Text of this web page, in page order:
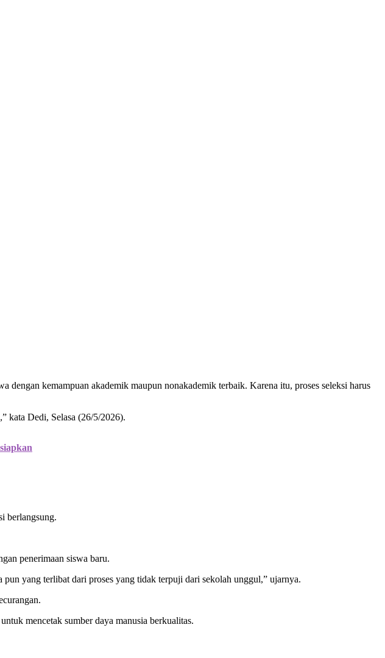
kemampuan akademik maupun nonakademik terbaik. Karena itu, proses seleksi harus
kata Dedi, Selasa (26/5/2026).
berlangsung.
penerimaan siswa baru.
yang terlibat dari proses yang tidak terpuji dari sekolah unggul,” ujarnya.
mencetak sumber daya manusia berkualitas.